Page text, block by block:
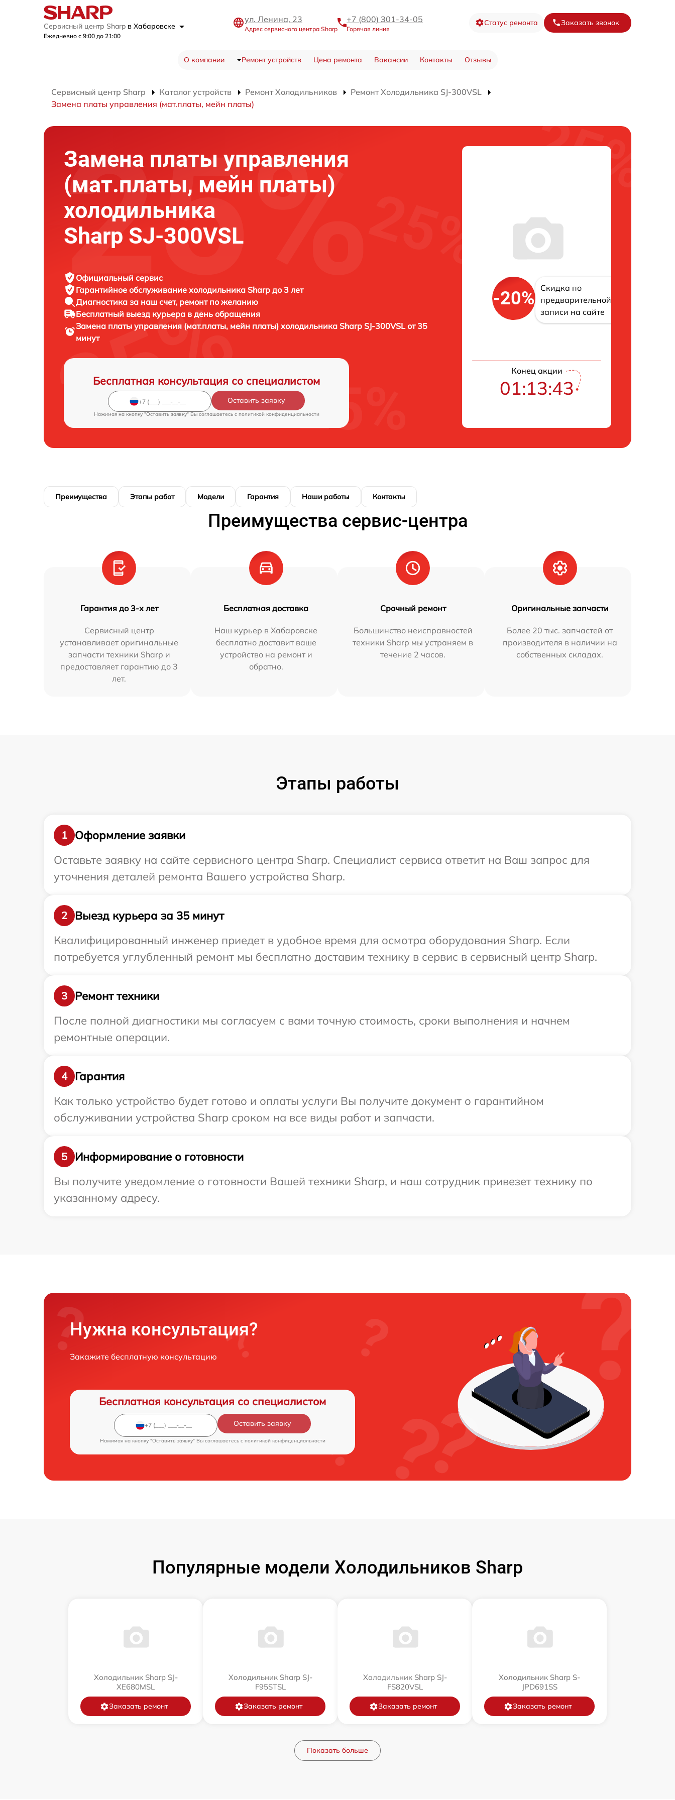
Сервисный центр Sharp в Хабаровске
Ежедневно с 9:00 до 21:00
ул. Ленина, 23
Адрес сервисного центра Sharp
+7 (800) 301-34-05
Горячая линия
Статус ремонта Заказать звонок
О компании Ремонт устройств Цена ремонта Вакансии Контакты Отзывы
Сервисный центр Sharp Каталог устройств Ремонт Холодильников
Ремонт Холодильника SJ-300VSL
Замена платы управления (мат.платы, мейн платы)
Замена платы управления
(мат.платы, мейн платы)
холодильника
Sharp SJ-300VSL
Официальный сервис
Гарантийное обслуживание холодильника Sharp до 3 лет
Диагностика за наш счет, ремонт по желанию
Бесплатный выезд курьера в день обращения
Замена платы управления (мат.платы, мейн платы) холодильника Sharp SJ-300VSL от 35
минут
Бесплатная консультация со специалистом
Оставить заявку
Нажимая на кнопку "Оставить заявку" Вы соглашаетесь c политикой конфиденциальности
-20%
Скидка по
предварительной
записи на сайте
Конец акции
01:13:42
Преимущества Этапы работ Модели Гарантия Наши работы Контакты
Преимущества сервис-центра
Гарантия до 3-х лет
Сервисный центр
устанавливает оригинальные
запчасти техники Sharp и
предоставляет гарантию до 3
лет.
Бесплатная доставка
Наш курьер в Хабаровске
бесплатно доставит ваше
устройство на ремонт и
обратно.
Срочный ремонт
Большинство неисправностей
техники Sharp мы устраняем в
течение 2 часов.
Оригинальные запчасти
Более 20 тыс. запчастей от
производителя в наличии на
собственных складах.
Этапы работы
1
Оформление заявки
Оставьте заявку на сайте сервисного центра Sharp. Специалист сервиса ответит на Ваш запрос для
уточнения деталей ремонта Вашего устройства Sharp.
2
Выезд курьера за 35 минут
Квалифицированный инженер приедет в удобное время для осмотра оборудования Sharp. Если
потребуется углубленный ремонт мы бесплатно доставим технику в сервис в сервисный центр Sharp.
3
Ремонт техники
После полной диагностики мы согласуем с вами точную стоимость, сроки выполнения и начнем
ремонтные операции.
4
Гарантия
Как только устройство будет готово и оплаты услуги Вы получите документ о гарантийном
обслуживании устройства Sharp сроком на все виды работ и запчасти.
5
Информирование о готовности
Вы получите уведомление о готовности Вашей техники Sharp, и наш сотрудник привезет технику по
указанному адресу.
Нужна консультация?
Закажите бесплатную консультацию
Бесплатная консультация со специалистом
Оставить заявку
Нажимая на кнопку "Оставить заявку" Вы соглашаетесь c политикой конфиденциальности
Популярные модели Холодильников Sharp
Холодильник Sharp SJ-
XE680MSL
Заказать ремонт
Холодильник Sharp SJ-
F95STSL
Заказать ремонт
Холодильник Sharp SJ-
FS820VSL
Заказать ремонт
Холодильник Sharp S-
JPD691SS
Заказать ремонт
Показать больше